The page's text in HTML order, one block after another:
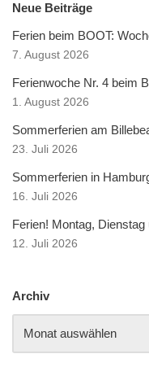
Neue Beiträge
Ferien beim BOOT:
7. August 2026
Ferienwoche Nr. 4 beim
1. August 2026
Sommerferien am
23. Juli 2026
Sommerferien in
16. Juli 2026
Ferien! Montag,
12. Juli 2026
Archiv